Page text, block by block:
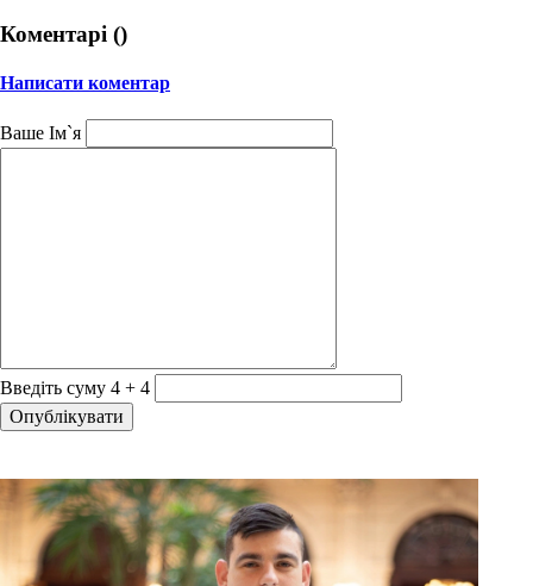
Коментарі ()
Написати коментар
Ваше Ім`я
Введіть суму 4 + 4